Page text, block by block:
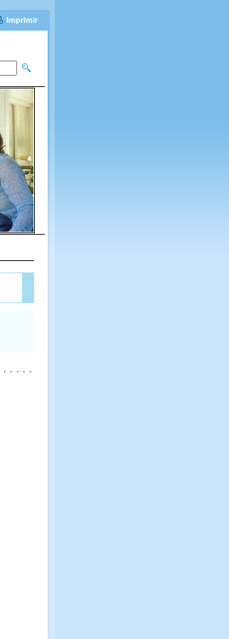
Imprimir